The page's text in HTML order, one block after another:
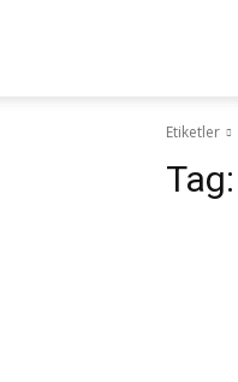
Hocam!
Etiketler
Tag: